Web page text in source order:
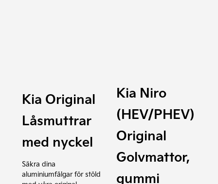
Kia Original
Låsmuttrar
med nyckel
Säkra dina
aluminiumfälgar för stöld
Kia Niro
(HEV/PHEV)
Original
Golvmattor,
gummi